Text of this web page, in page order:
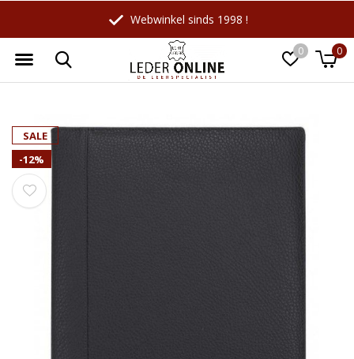
0 0
Webwinkel sinds 1998 !
Wellicht zijn deze producten ook
interessant voor je?
-18%
LeatherLeaf
SALE
-12%